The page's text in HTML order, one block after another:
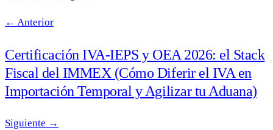
← Anterior
Certificación IVA-IEPS y OEA 2026: el Stack
Fiscal del IMMEX (Cómo Diferir el IVA en
Importación Temporal y Agilizar tu Aduana)
Siguiente →